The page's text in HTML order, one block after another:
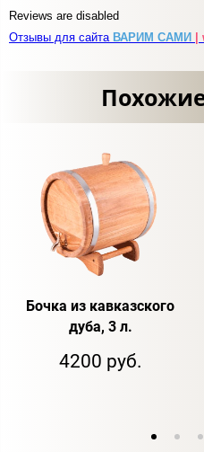
Reviews are disabled
Отзывы для сайта ВАРИМ САМИ |
Бочка из кавказского
дуба, 3 л.
4200 руб.